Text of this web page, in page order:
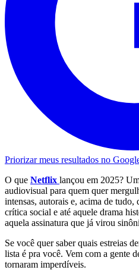
Priorizar meus resultados no
O que Netflix lançou em 2025?
audiovisual para quem quer
intensas, autorais e, acima de tudo,
crítica social e até aquele drama
aquela assinatura que já virou
Se você quer saber quais estreias
lista é pra você. Vem com a gente
tornaram imperdíveis.